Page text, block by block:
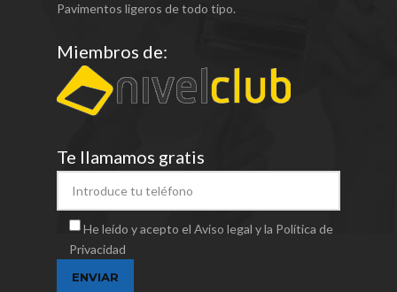
Pavimentos ligeros de todo tipo.
Miembros de:
Te llamamos gratis
He leído y acepto el Aviso legal y la Política de
Privacidad